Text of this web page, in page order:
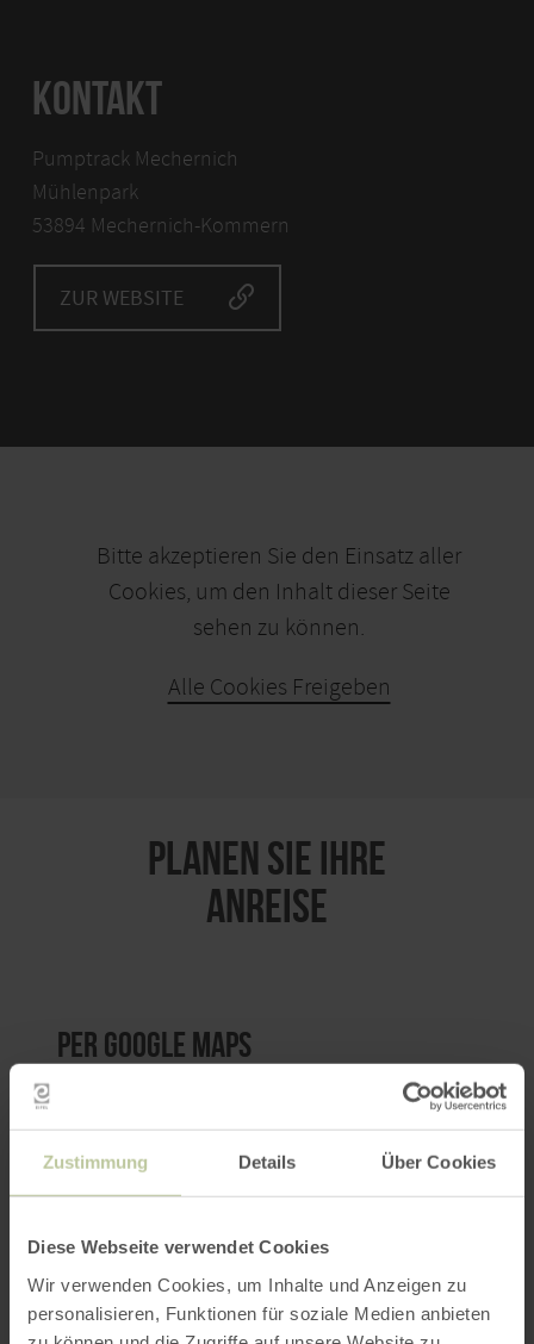
Zustimmung Details Über Cookies
Diese Webseite verwendet Cookies
Wir verwenden Cookies, um Inhalte und Anzeigen zu
personalisieren, Funktionen für soziale Medien anbieten
KONTAKT
Pumptrack Mechernich
Mühlenpark
53894 Mechernich-Kommern
ZUR WEBSITE
Bitte akzeptieren Sie den Einsatz aller
Cookies, um den Inhalt dieser Seite
sehen zu können.
Alle Cookies Freigeben
PLANEN SIE IHRE
ANREISE
per Google Maps
ROUTE PLANEN